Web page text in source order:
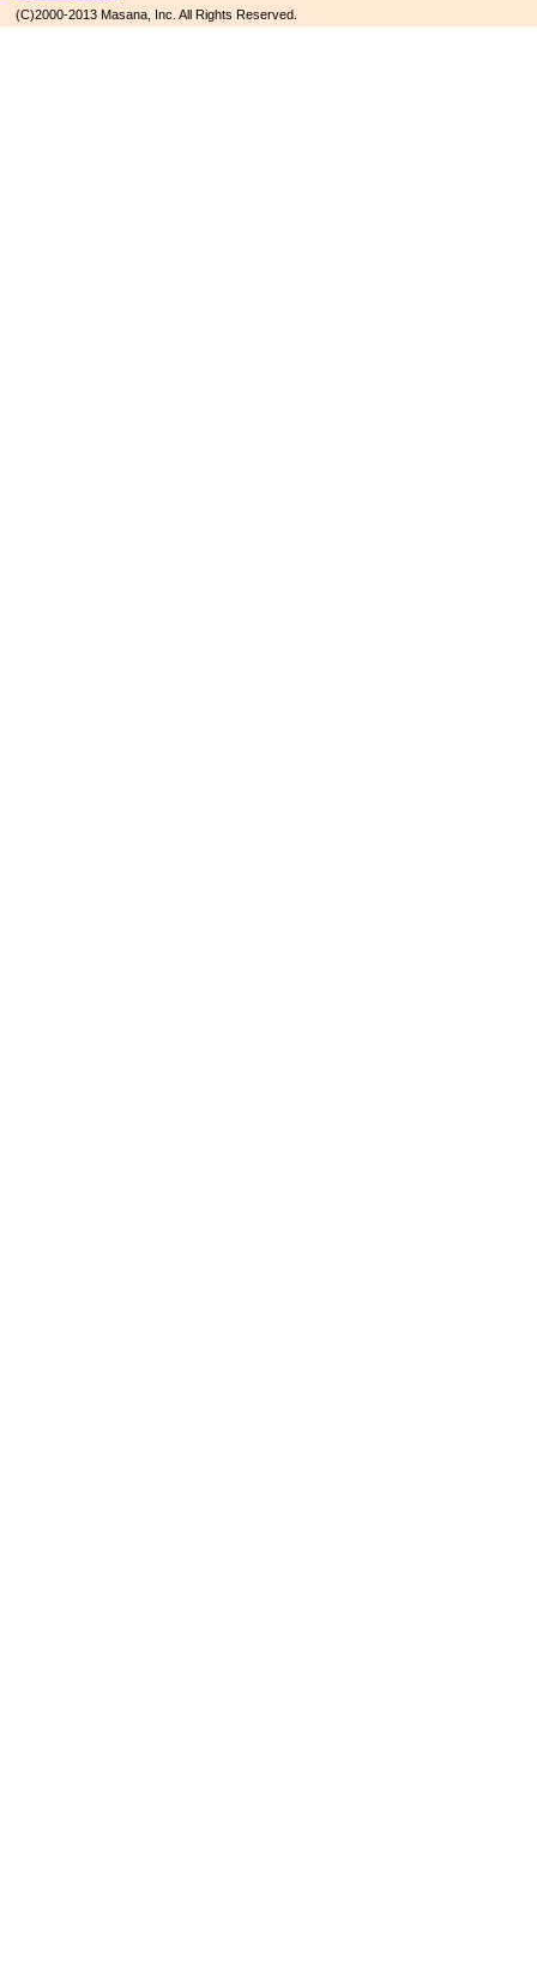
(C)2000-2013 Masana, Inc. All Rights Reserved.